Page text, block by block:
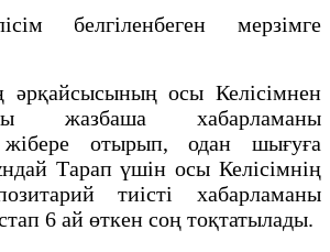
белгіленбеген мерзімге
осы Келісімнен
жазбаша хабарламаны
жібере отырып, одан шығуға
Тарап үшін осы Келісімнің
тиісті хабарламаны
6 ай өткен соң тоқтатылады.